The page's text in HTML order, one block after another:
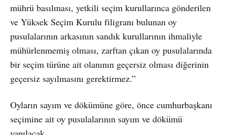
mührü basılması, yetkili seçim kurullarınca gönderilen
ve Yüksek Seçim Kurulu filigranı bulunan oy
pusulalarının arkasının sandık kurullarının ihmaliyle
mühürlenmemiş olması, zarftan çıkan oy pusulalarında
bir seçim türüne ait olanının geçersiz olması diğerinin
geçersiz sayılmasını gerektirmez.”
Oyların sayım ve dökümüne göre, önce cumhurbaşkanı
seçimine ait oy pusulalarının sayım ve dökümü